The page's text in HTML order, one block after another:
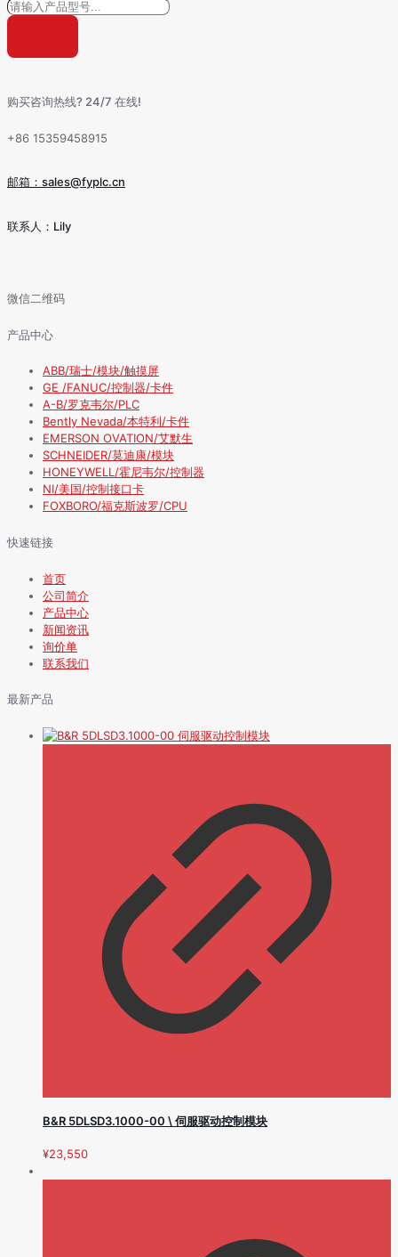
购买咨询热线? 24/7 在线!
+86 15359458915
邮箱：sales@fyplc.cn
联系人：Lily
微信二维码
产品中心
ABB/瑞士/模块/触摸屏
GE /FANUC/控制器/卡件
A-B/罗克韦尔/PLC
Bently Nevada/本特利/卡件
EMERSON OVATION/艾默生
SCHNEIDER/莫迪康/模块
HONEYWELL/霍尼韦尔/控制器
NI/美国/控制接口卡
FOXBORO/福克斯波罗/CPU
快速链接
首页
公司简介
产品中心
新闻资讯
询价单
联系我们
最新产品
B&R 5DLSD3.1000-00 \ 伺服驱动控制模块
¥23,550